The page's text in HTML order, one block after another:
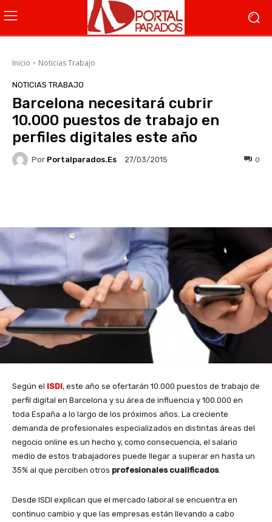
Inicio Noticias Trabajo
NOTICIAS TRABAJO
Barcelona necesitará cubrir
10.000 puestos de trabajo en
perfiles digitales este año
Por Portalparados.es 27/03/2015 0
Según el ISDI, este año se ofertarán 10.000 puestos de trabajo de
perfil digital en Barcelona y su área de influencia y 100.000 en
toda España a lo largo de los próximos años. La creciente
demanda de profesionales especializados en distintas áreas del
negocio online es un hecho y, como consecuencia, el salario
medio de estos trabajadores puede llegar a superar en hasta un
35% al que perciben otros profesionales cualificados.
Desde ISDI explican que el mercado laboral se encuentra en
continuo cambio y que las empresas están llevando a cabo